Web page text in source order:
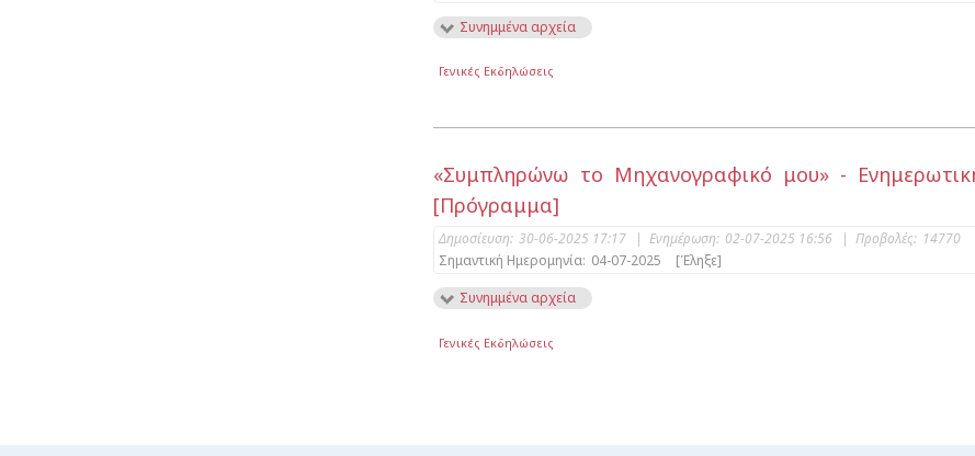
Συνημμένα αρχεία
Γενικές Εκδηλώσεις
«Συμπληρώνω το Μηχανογραφικό μου» -
[Πρόγραμμα]
Δημοσίευση: 30-06-2025 17:17 | Ενημέρωση: 02-07-2025 16:56 | Προβολές: 14770
Σημαντική Ημερομηνία: 04-07-2025
[Έληξε]
Συνημμένα αρχεία
Γενικές Εκδηλώσεις